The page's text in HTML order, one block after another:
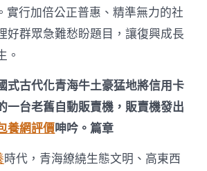
實行加倍公正普惠、精準無力的社
好群眾急難愁盼題目，讓復興成長
。
式古代化青海牛土豪猛地將信用卡
一台老舊自動販賣機，販賣機發出
養網評價呻吟。篇章
時代，青海繚繞生態文明、高東西